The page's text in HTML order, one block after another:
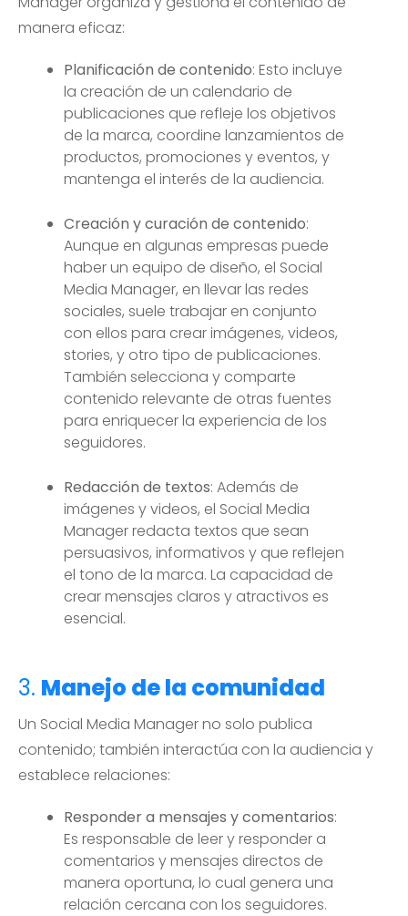
manera eficaz:
Planificación de contenido: Esto incluye
la creación de un calendario de
publicaciones que refleje los objetivos
de la marca, coordine lanzamientos de
productos, promociones y eventos, y
mantenga el interés de la audiencia.
Creación y curación de contenido:
Aunque en algunas empresas puede
haber un equipo de diseño, el Social
Media Manager, en llevar las redes
sociales, suele trabajar en conjunto
con ellos para crear imágenes, videos,
stories, y otro tipo de publicaciones.
También selecciona y comparte
contenido relevante de otras fuentes
para enriquecer la experiencia de los
seguidores.
Redacción de textos: Además de
imágenes y videos, el Social Media
Manager redacta textos que sean
persuasivos, informativos y que reflejen
el tono de la marca. La capacidad de
crear mensajes claros y atractivos es
esencial.
3. Manejo de la comunidad
Un Social Media Manager no solo publica
contenido; también interactúa con la audiencia y
establece relaciones:
Responder a mensajes y comentarios:
Es responsable de leer y responder a
comentarios y mensajes directos de
manera oportuna, lo cual genera una
relación cercana con los seguidores.